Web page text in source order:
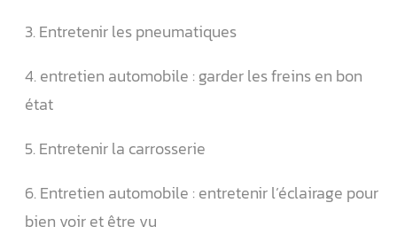
3. Entretenir les pneumatiques
4. entretien automobile : garder les freins en bon
état
5. Entretenir la carrosserie
6. Entretien automobile : entretenir l’éclairage pour
bien voir et être vu